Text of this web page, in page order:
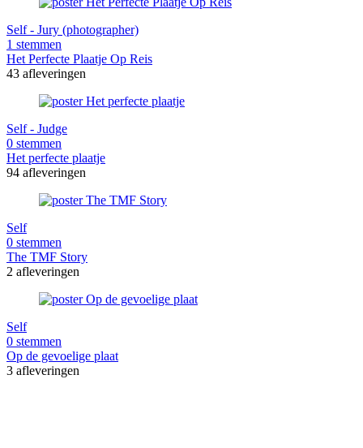
Self - Jury (photographer)
1 stemmen
Het Perfecte Plaatje Op Reis
43 afleveringen
Self - Judge
0 stemmen
Het perfecte plaatje
94 afleveringen
Self
0 stemmen
The TMF Story
2 afleveringen
Self
0 stemmen
Op de gevoelige plaat
3 afleveringen